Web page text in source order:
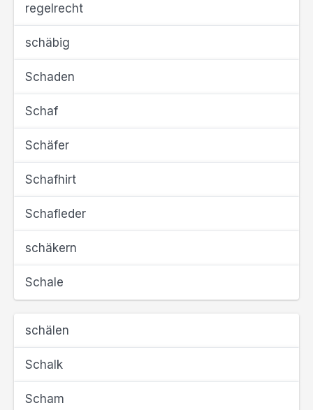
regelrecht
schäbig
Schaden
Schaf
Schäfer
Schafhirt
Schafleder
schäkern
Schale
schälen
Schalk
Scham